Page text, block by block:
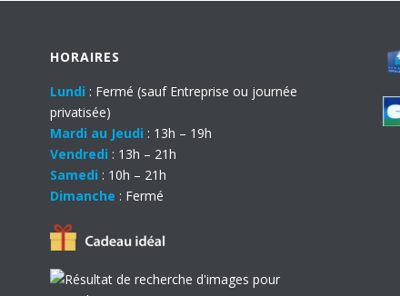
HORAIRES
Lundi : Fermé (sauf Entreprise ou journée
privatisée)
Mardi au Jeudi : 13h – 19h
Vendredi : 13h – 21h
Samedi : 10h – 21h
Dimanche : Fermé